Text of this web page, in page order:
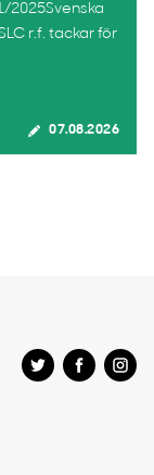
2025Svenska
r.f. tackar för
07.08.2026